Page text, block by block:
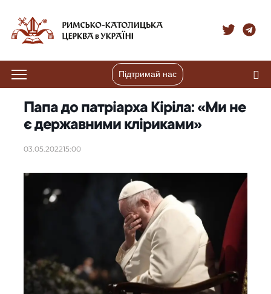
Підтримай нас
Папа до патріарха Кіріла: «Ми не
є державними кліриками»
03.05.202215:00